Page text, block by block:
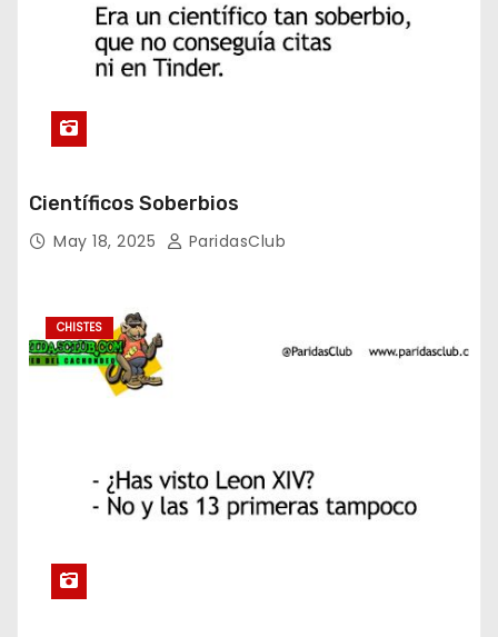
Científicos Soberbios
May 18, 2025 ParidasClub
CHISTES